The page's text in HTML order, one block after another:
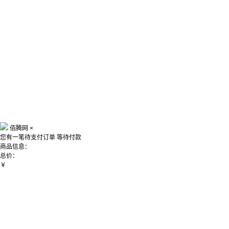
佰腾网 ×
您有一笔待支付订单 等待付款
商品信息：
总价：
￥